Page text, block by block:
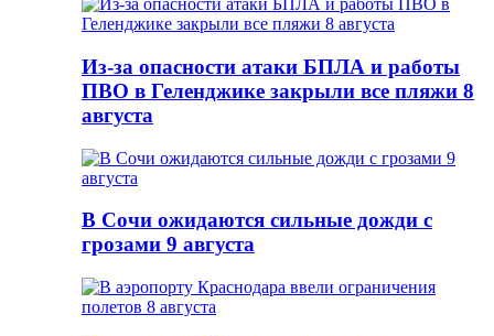
Из-за опасности атаки БПЛА и работы
ПВО в Геленджике закрыли все пляжи 8
августа
В Сочи ожидаются сильные дожди с
грозами 9 августа